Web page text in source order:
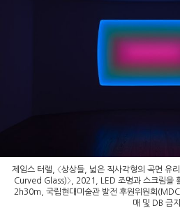
제임스 터렐, 〈상상들, 넓은 직사각형의 곡면
Curved Glass)〉, 2021, LED 조명과 스크림을
2h30m, 국립현대미술관 발전 후원위원회
매 및 DB 금지